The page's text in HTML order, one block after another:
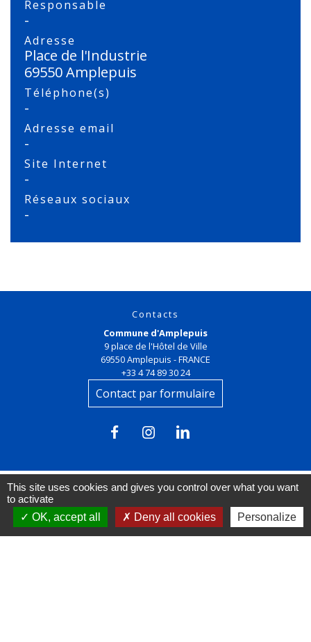
Responsable
-
Adresse
Place de l'Industrie
69550 Amplepuis
Téléphone(s)
-
Adresse email
-
Site Internet
-
Réseaux sociaux
-
Contacts
Commune d'Amplepuis
9 place de l'Hôtel de Ville
69550 Amplepuis - FRANCE
+33 4 74 89 30 24
Contact par formulaire
Liens
This site uses cookies and gives you control over what you want
to activate
OK, accept all
Deny all cookies Personalize